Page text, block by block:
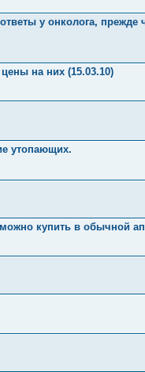
у онколога, прежде
на них (15.03.10)
утопающих.
купить в обычной